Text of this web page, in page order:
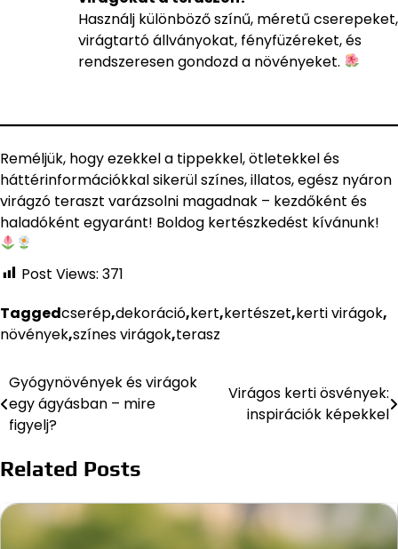
Használj különböző színű, méretű cserepeket,
virágtartó állványokat, fényfüzéreket, és
rendszeresen gondozd a növényeket.
Reméljük, hogy ezekkel a tippekkel, ötletekkel és
háttérinformációkkal sikerül színes, illatos, egész nyáron
virágzó teraszt varázsolni magadnak – kezdőként és
haladóként egyaránt! Boldog kertészkedést kívánunk!
Post Views: 371
Taggedcserép,dekoráció,kert,kertészet,kerti virágok,
növények,színes virágok,terasz
Bejegyzés
navigáció
Gyógynövények és virágok
egy ágyásban – mire
figyelj?
Virágos kerti ösvények:
inspirációk képekkel
Related Posts